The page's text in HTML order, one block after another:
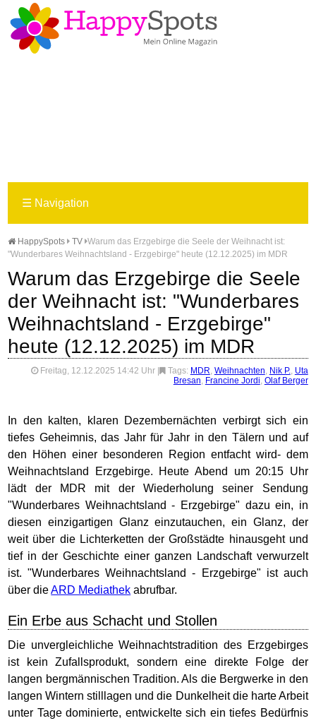
☰ Navigation
HappySpots TV Warum das Erzgebirge die Seele der Weihnacht ist:
"Wunderbares Weihnachtsland - Erzgebirge" heute (12.12.2025) im MDR
Warum das Erzgebirge die Seele
der Weihnacht ist: "Wunderbares
Weihnachtsland - Erzgebirge"
heute (12.12.2025) im MDR
Freitag, 12.12.2025 14:42 Uhr Tags: MDR, Weihnachten, Nik P., Uta
Bresan, Francine Jordi, Olaf Berger
In den kalten, klaren Dezembernächten verbirgt sich ein
tiefes Geheimnis, das Jahr für Jahr in den Tälern und auf
den Höhen einer besonderen Region entfacht wird- dem
Weihnachtsland Erzgebirge. Heute Abend um 20:15 Uhr
lädt der MDR mit der Wiederholung seiner Sendung
"Wunderbares Weihnachtsland - Erzgebirge" dazu ein, in
diesen einzigartigen Glanz einzutauchen, ein Glanz, der
weit über die Lichterketten der Großstädte hinausgeht und
tief in der Geschichte einer ganzen Landschaft verwurzelt
ist. "Wunderbares Weihnachtsland - Erzgebirge" ist auch
über dieARD Mediathek abrufbar.
Ein Erbe aus Schacht und Stollen
Die unvergleichliche Weihnachtstradition des Erzgebirges
ist kein Zufallsprodukt, sondern eine direkte Folge der
langen bergmännischen Tradition. Als die Bergwerke in den
langen Wintern stilllagen und die Dunkelheit die harte Arbeit
unter Tage dominierte, entwickelte sich ein tiefes Bedürfnis